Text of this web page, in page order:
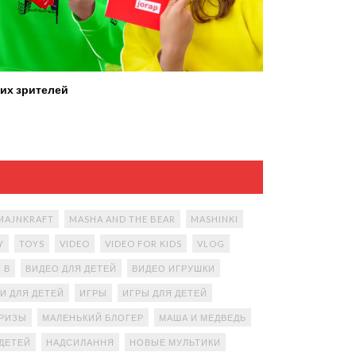
зрителей
MASHA AND THE BEAR MASHINKI
TOYS VIDEO VIDEO FOR KIDS VLOG
В ВИДЕО ДЛЯ ДЕТЕЙ ВИДЕО ИГРУШКИ
ДЛЯ ДЕТЕЙ ИГРЫ ИГРЫ ДЛЯ ДЕТЕЙ
МАЛЕНЬКИЙ БЛОГЕР МАША И МЕДВЕДЬ
НАДСИЛАННЯ НОВЫЕ МУЛЬТИКИ